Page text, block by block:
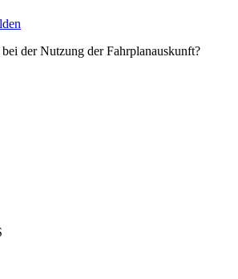
der Nutzung der Fahrplanauskunft?